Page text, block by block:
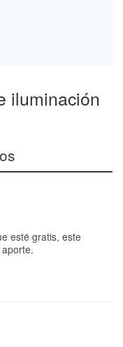
iluminación
esté gratis, este